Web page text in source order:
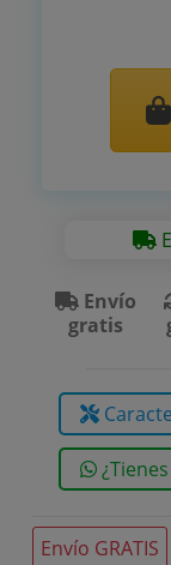
Envío GRATIS
Envío
gratis